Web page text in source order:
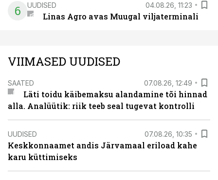
6 UUDISED 04.08.26, 11:23
Linas Agro avas Muugal viljaterminali
VIIMASED UUDISED
SAATED 07.08.26, 12:49
Läti toidu käibemaksu alandamine tõi hinnad
alla. Analüütik: riik teeb seal tugevat kontrolli
UUDISED 07.08.26, 10:35
Keskkonnaamet andis Järvamaal eriload kahe
karu küttimiseks